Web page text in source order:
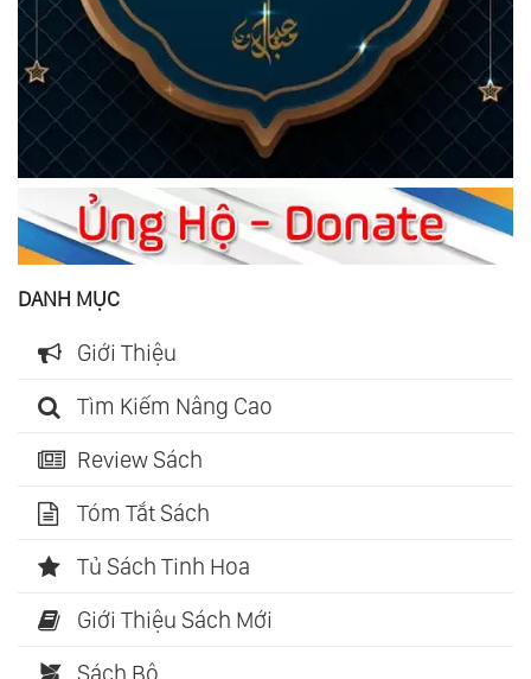
DANH MỤC
Giới Thiệu
Tìm Kiếm Nâng Cao
Review Sách
Tóm Tắt Sách
Tủ Sách Tinh Hoa
Giới Thiệu Sách Mới
Sách Bộ